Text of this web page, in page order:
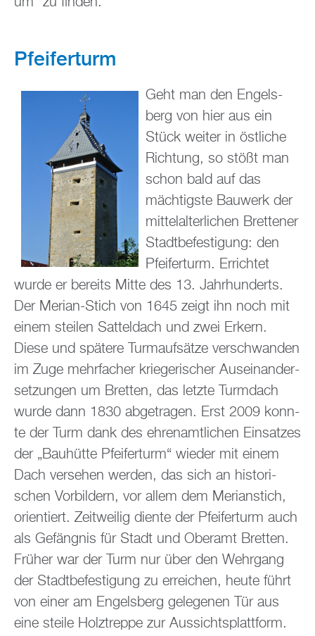
Pfei­fer­turm
Geht man den En­gels­
berg von hier aus ein
Stück wei­ter in öst­li­che
Rich­tung, so stößt man
schon bald auf das
mäch­tigs­te Bau­werk der
mit­tel­al­ter­li­chen Brettener
Stadt­be­fes­ti­gung: den
Pfei­fer­turm. Er­rich­tet
wurde er be­reits Mitte des 13. Jahr­hun­derts.
Der Me­ri­an-Stich von 1645 zeigt ihn noch mit
einem stei­len Sat­tel­dach und zwei Er­kern.
Diese und spä­te­re Turm­auf­sät­ze ver­schwan­den
im Zuge mehr­fa­cher krie­ge­ri­scher Aus­ein­an­der­
set­zun­gen um Brett­en, das letz­te Turm­dach
wurde dann 1830 ab­ge­tra­gen. Erst 2009 konn­
te der Turm dank des eh­ren­amt­li­chen Ein­sat­zes
der „Bau­hüt­te Pfei­fer­turm“ wie­der mit einem
Dach ver­se­hen wer­den, das sich an his­to­ri­
schen Vor­bil­dern, vor allem dem Me­ri­an­stich,
ori­en­tiert. Zeit­wei­lig dien­te der Pfei­fer­turm auch
als Ge­fäng­nis für Stadt und Ober­amt Brett­en.
Frü­her war der Turm nur über den Wehr­gang
der Stadt­be­fes­ti­gung zu er­rei­chen, heute führt
von einer am En­gels­berg ge­le­ge­nen Tür aus
eine stei­le Holz­trep­pe zur Aus­sichts­platt­form.